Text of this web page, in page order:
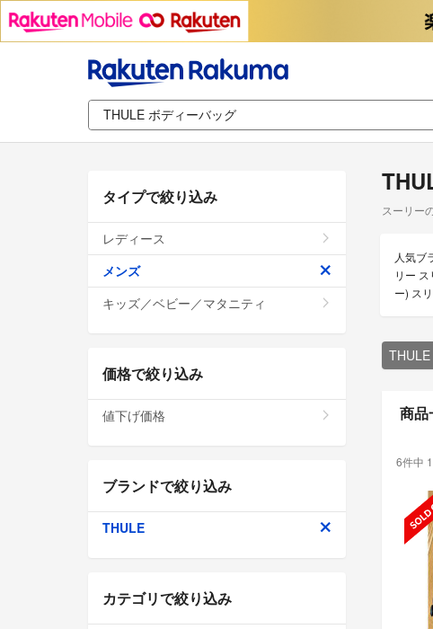
スーリー
人気ブ
リー
ー) ス
THULE
商品
6件中
タイプで絞り込み
レディース
メンズ
キッズ／ベビー／マタニティ
価格で絞り込み
値下げ価格
ブランドで絞り込み
THULE
カテゴリで絞り込み